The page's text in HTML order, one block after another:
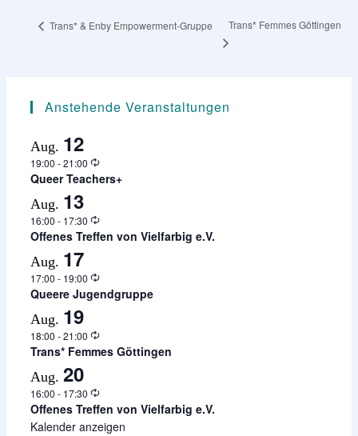
Trans* & Enby Empowerment-Gruppe Trans* Femmes Göttingen
Anstehende Veranstaltungen
Aug. 12
19:00 -21:00 Wiederholung
Queer Teachers+
Aug. 13
16:00 - 17:30 Wiederholung
Offenes Treffen von Vielfarbig e.V.
Aug. 17
17:00 - 19:00 Wiederholung
Queere Jugendgruppe
Aug. 19
18:00 -21:00 Wiederholung
Trans* Femmes Göttingen
Aug. 20
16:00 - 17:30 Wiederholung
Offenes Treffen von Vielfarbig e.V.
Kalender anzeigen